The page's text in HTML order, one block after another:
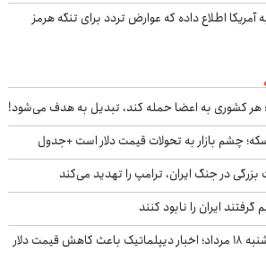
اطلاع داده که عوارض تردد برای تنگه هرمز
هر کشوری به اعضا حمله کند، تبدیل به هدف می‌شود!
چشم بازار به تحولات قیمت دلار است +جدول
در جنگ ایران، ترامپ را تهدید می‌کند
ایران را نابود کنند
وضعیت بازار ارز فردا یکشنبه ۱۸ مرداد؛ اخبار دیپلماتیک باعث کاهش قیمت دلار